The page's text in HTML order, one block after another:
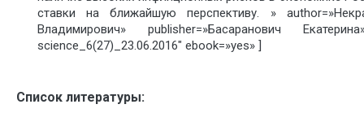
ставки на ближайшую перспективу. »
Владимирович» publisher=»Басаранович
science_6(27)_23.06.2016″ ebook=»yes» ]
Список литературы: